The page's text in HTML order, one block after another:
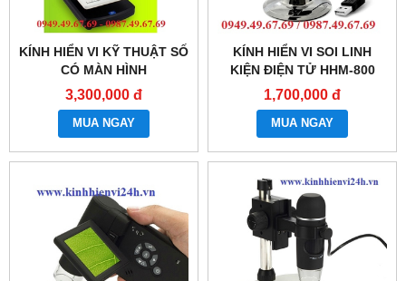
KÍNH HIỂN VI KỸ THUẬT SỐ
CÓ MÀN HÌNH
3,300,000 đ
MUA NGAY
KÍNH HIỂN VI SOI LINH
KIỆN ĐIỆN TỬ HHM-800
1,700,000 đ
MUA NGAY